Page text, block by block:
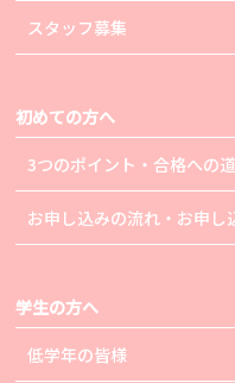
スタッフ募集
初めての方へ
3つのポイント・合格への道
お申し込みの流れ・お申し
学生の方へ
低学年の皆様